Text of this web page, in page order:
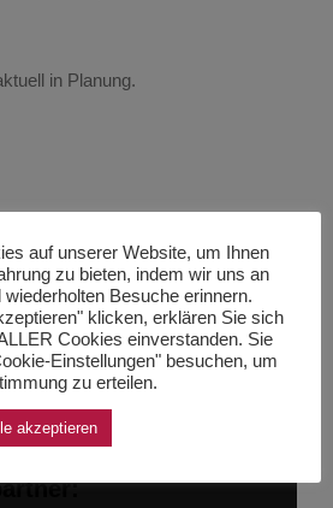
Medizinstudierende
der Medizin
in Planung.
aus Heidelberg
auf unserer Website, um Ihnen
zu bieten, indem wir uns an
wiederholten Besuche erinnern.
klicken, erklären Sie sich
Cookies einverstanden. Sie
Einstellungen" besuchen, um
zu erteilen.
akzeptieren